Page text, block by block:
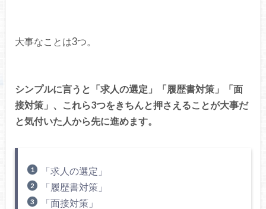
大事なことは3つ。
シンプルに言うと「求人の選定」「履歴書対策」「面
接対策」、これら3つをきちんと押さえることが大事だ
と気付いた人から先に進めます。
「求人の選定」
「履歴書対策」
「面接対策」